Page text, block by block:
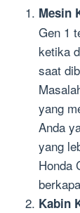
Mesin
Gen 1
ketika
saat
yang
Anda
yang
Honda
Kabin